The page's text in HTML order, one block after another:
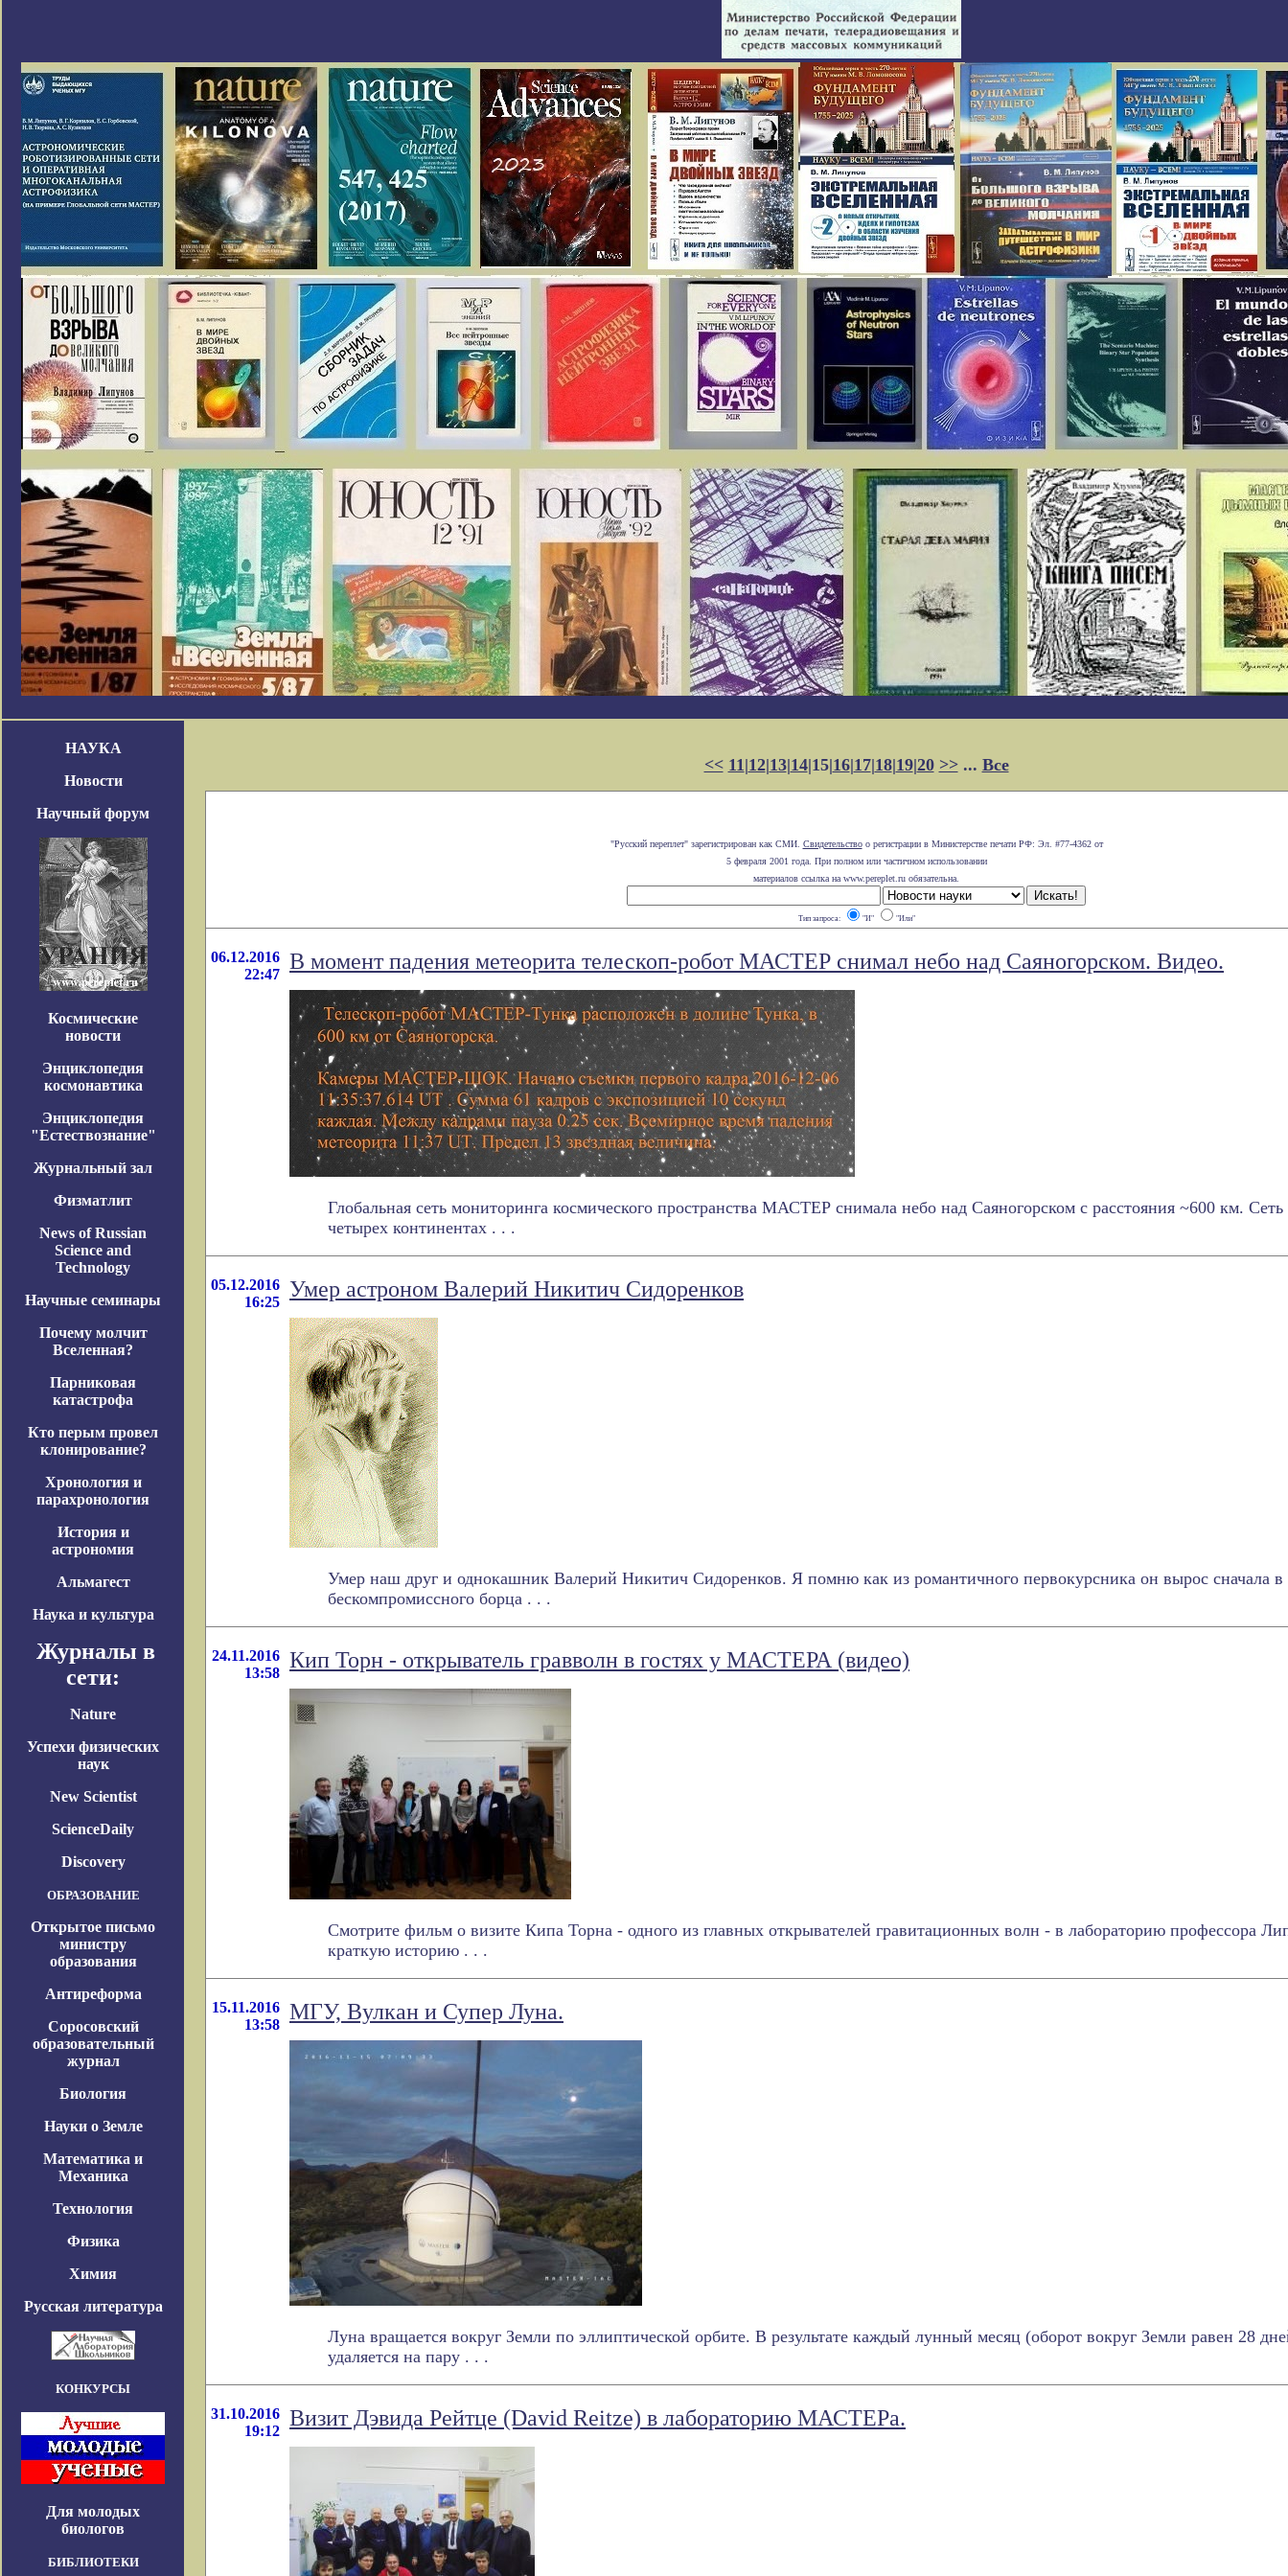
НАУКА
Новости
Научный форум
Космические
новости
Энциклопедия
космонавтика
Энциклопедия
"Естествознание"
Журнальный зал
Физматлит
News of Russian
Science and
Technology
Научные семинары
Почему молчит
Вселенная?
Парниковая
катастрофа
Кто перым провел
клонирование?
Хронология и
парахронология
История и
астрономия
Альмагест
Наука и культура
Журналы в
сети:
Nature
Успехи физических
наук
New Scientist
ScienceDaily
Discovery
ОБРАЗОВАНИЕ
Открытое письмо
министру
образования
Антиреформа
Соросовский
образовательный
журнал
Биология
Науки о Земле
Математика и
Механика
Технология
Физика
Химия
Русская литература
КОНКУРСЫ
Для молодых
биологов
БИБЛИОТЕКИ
<< 11|12|13|14|15|16|17|18|19|20 >>... Все
"Русский переплет" зарегистрирован как СМИ. Свидетельствоо регистрации в Министерстве печати РФ: Эл. #77-4362 от
5 февраля 2001 года. При полном или частичном использовании
материалов ссылка на www.pereplet.ru обязательна.
Тип запроса: "И" "Или"
06.12.2016
22:47
В момент падения метеорита телескоп-робот МАСТЕР снимал небо над Саяногорском. Видео.
Глобальная сеть мониторинга космического пространства МАСТЕР снимала небо над Саяногорском с расстояния ~600 км.
четырех континентах . . .
05.12.2016
16:25
Умер астроном Валерий Никитич Сидоренков
Умер наш друг и однокашник Валерий Никитич Сидоренков. Я помню как из романтичного первокурсника он вырос сначала в
бескомпромиссного борца . . .
24.11.2016
13:58
Кип Торн - открыватель гравволн в гостях у МАСТЕРА (видео)
Смотрите фильм о визите Кипа Торна - одного из главных открывателей гравитационных волн - в лабораторию профессора
краткую историю . . .
15.11.2016
13:58
МГУ, Вулкан и Супер Луна.
Луна вращается вокруг Земли по эллиптической орбите. В результате каждый лунный месяц (оборот вокруг Земли равен 28
удаляется на пару . . .
31.10.2016
19:12
Визит Дэвида Рейтце (David Reitze) в лабораторию МАСТЕРа.